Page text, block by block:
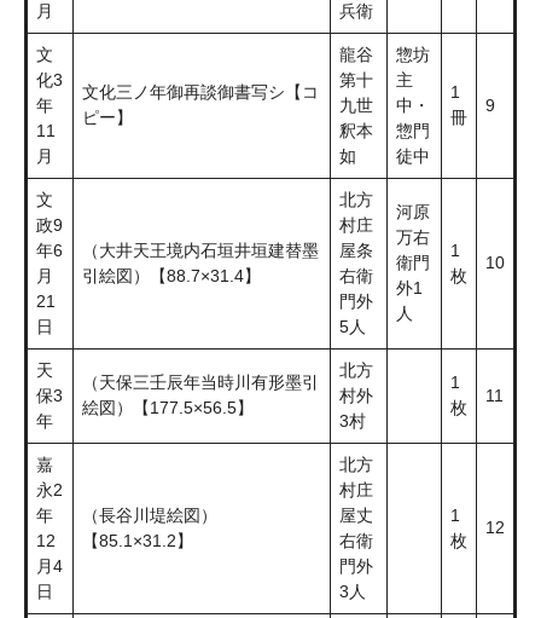
月
兵衛
文
化3
年
11
月
文化三ノ年御再談御書写シ【コ
ピー】
龍谷
第十
九世
釈本
如
惣坊
主
中・
惣門
徒中
1
冊
9
文
政9
年6
月
21
日
（大井天王境内石垣井垣建替墨
引絵図）【88.7×31.4】
北方
村庄
屋条
右衛
門外
5人
河原
万右
衛門
外1
人
1
枚
10
天
保3
年
（天保三壬辰年当時川有形墨引
絵図）【177.5×56.5】
北方
村外
3村
1
枚
11
嘉
永2
年
12
月4
日
（長谷川堤絵図）
【85.1×31.2】
北方
村庄
屋丈
右衛
門外
3人
1
枚
12